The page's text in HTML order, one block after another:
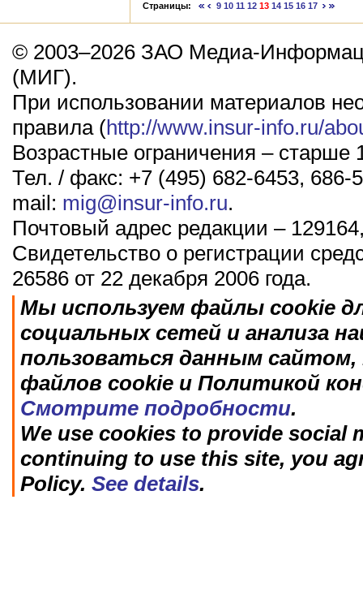
Страницы: 9 10 11 12 13 14 15 16 17
© 2003–2026 ЗАО Медиа-
(МИГ).
При использовании материалов
правила (http://www.insur-info.ru/
Возрастные ограничения – старше
Тел. / факс: +7 (495) 682-6453, 686-
mail: mig@insur-info.ru.
Почтовый адрес редакции –
Свидетельство о регистрации
26586 от 22 декабря 2006 года.
Мы используем файлы cookie
социальных сетей и анализа
пользоваться данным
файлов cookie и Политикой
Смотрите подробности.
We use cookies to provide social
continuing to use this site, you
Policy. See details.